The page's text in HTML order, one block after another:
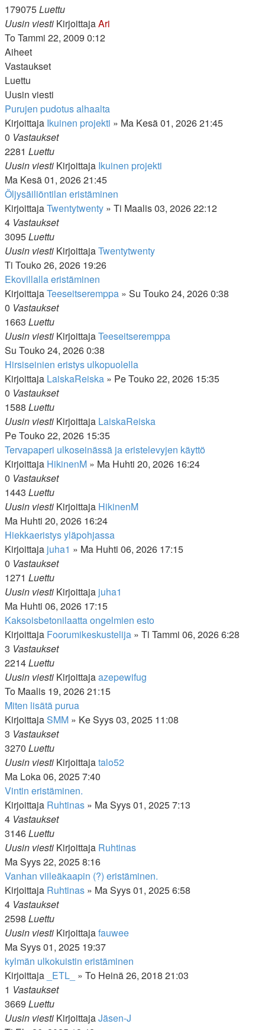
179075Luettu
Uusin viesti KirjoittajaAri
To Tammi 22, 2009 0:12
Aiheet
Vastaukset
Luettu
Uusin viesti
Purujen pudotus alhaalta
Kirjoittaja Ikuinen projekti » Ma Kesä 01, 2026 21:45
0 Vastaukset
2281 Luettu
Uusin viesti Kirjoittaja Ikuinen projekti
Ma Kesä 01, 2026 21:45
Öljysäiliöntilan eristäminen
KirjoittajaTwentytwenty » Ti Maalis 03, 2026 22:12
4 Vastaukset
3095Luettu
Uusin viesti KirjoittajaTwentytwenty
Ti Touko 26, 2026 19:26
Ekovillalla eristäminen
KirjoittajaTeeseitseremppa » Su Touko 24, 2026 0:38
0 Vastaukset
1663 Luettu
Uusin viesti KirjoittajaTeeseitseremppa
Su Touko 24, 2026 0:38
Hirsiseinien eristys ulkopuolella
Kirjoittaja LaiskaReiska » Pe Touko 22, 2026 15:35
0 Vastaukset
1588 Luettu
Uusin viesti Kirjoittaja LaiskaReiska
Pe Touko 22, 2026 15:35
Tervapaperi ulkoseinässä ja eristelevyjen käyttö
Kirjoittaja HikinenM » Ma Huhti 20, 2026 16:24
0 Vastaukset
1443 Luettu
Uusin viesti Kirjoittaja HikinenM
Ma Huhti 20, 2026 16:24
Hiekkaeristys yläpohjassa
Kirjoittaja juha1 » Ma Huhti 06, 2026 17:15
0 Vastaukset
1271 Luettu
Uusin viesti Kirjoittaja juha1
Ma Huhti 06, 2026 17:15
Kaksoisbetonilaatta ongelmien esto
Kirjoittaja Foorumikeskustelija » Ti Tammi 06, 2026 6:28
3 Vastaukset
2214Luettu
Uusin viesti Kirjoittajaazepewifug
To Maalis 19, 2026 21:15
Miten lisätä purua
KirjoittajaSMM » Ke Syys 03, 2025 11:08
3 Vastaukset
3270 Luettu
Uusin viesti Kirjoittajatalo52
Ma Loka 06, 2025 7:40
Vintin eristäminen.
Kirjoittaja Ruhtinas » Ma Syys 01, 2025 7:13
4 Vastaukset
3146Luettu
Uusin viesti Kirjoittaja Ruhtinas
Ma Syys 22, 2025 8:16
Vanhan viileäkaapin (?) eristäminen.
Kirjoittaja Ruhtinas » Ma Syys 01, 2025 6:58
4 Vastaukset
2598 Luettu
Uusin viesti Kirjoittajafauwee
Ma Syys 01, 2025 19:37
kylmän ulkokuistin eristäminen
Kirjoittaja
_ETL_ » To Heinä 26, 2018 21:03
1 Vastaukset
3669 Luettu
Uusin viesti KirjoittajaJäsen-J